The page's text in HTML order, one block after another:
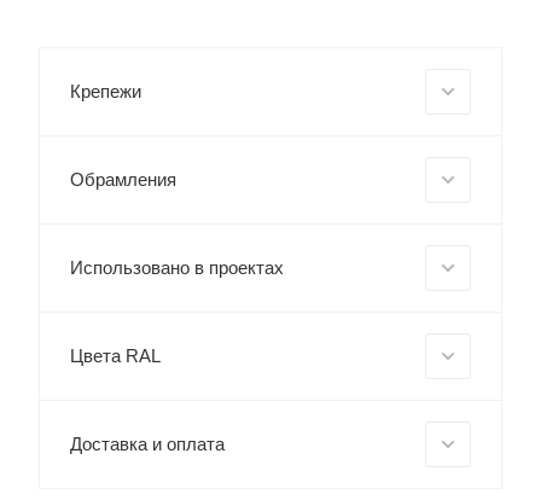
Крепежи
Обрамления
Использовано в проектах
Цвета RAL
Доставка и оплата